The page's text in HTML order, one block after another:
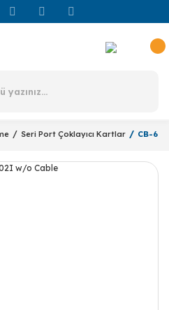
Seri Port Çoklayıcı Kartlar CB-